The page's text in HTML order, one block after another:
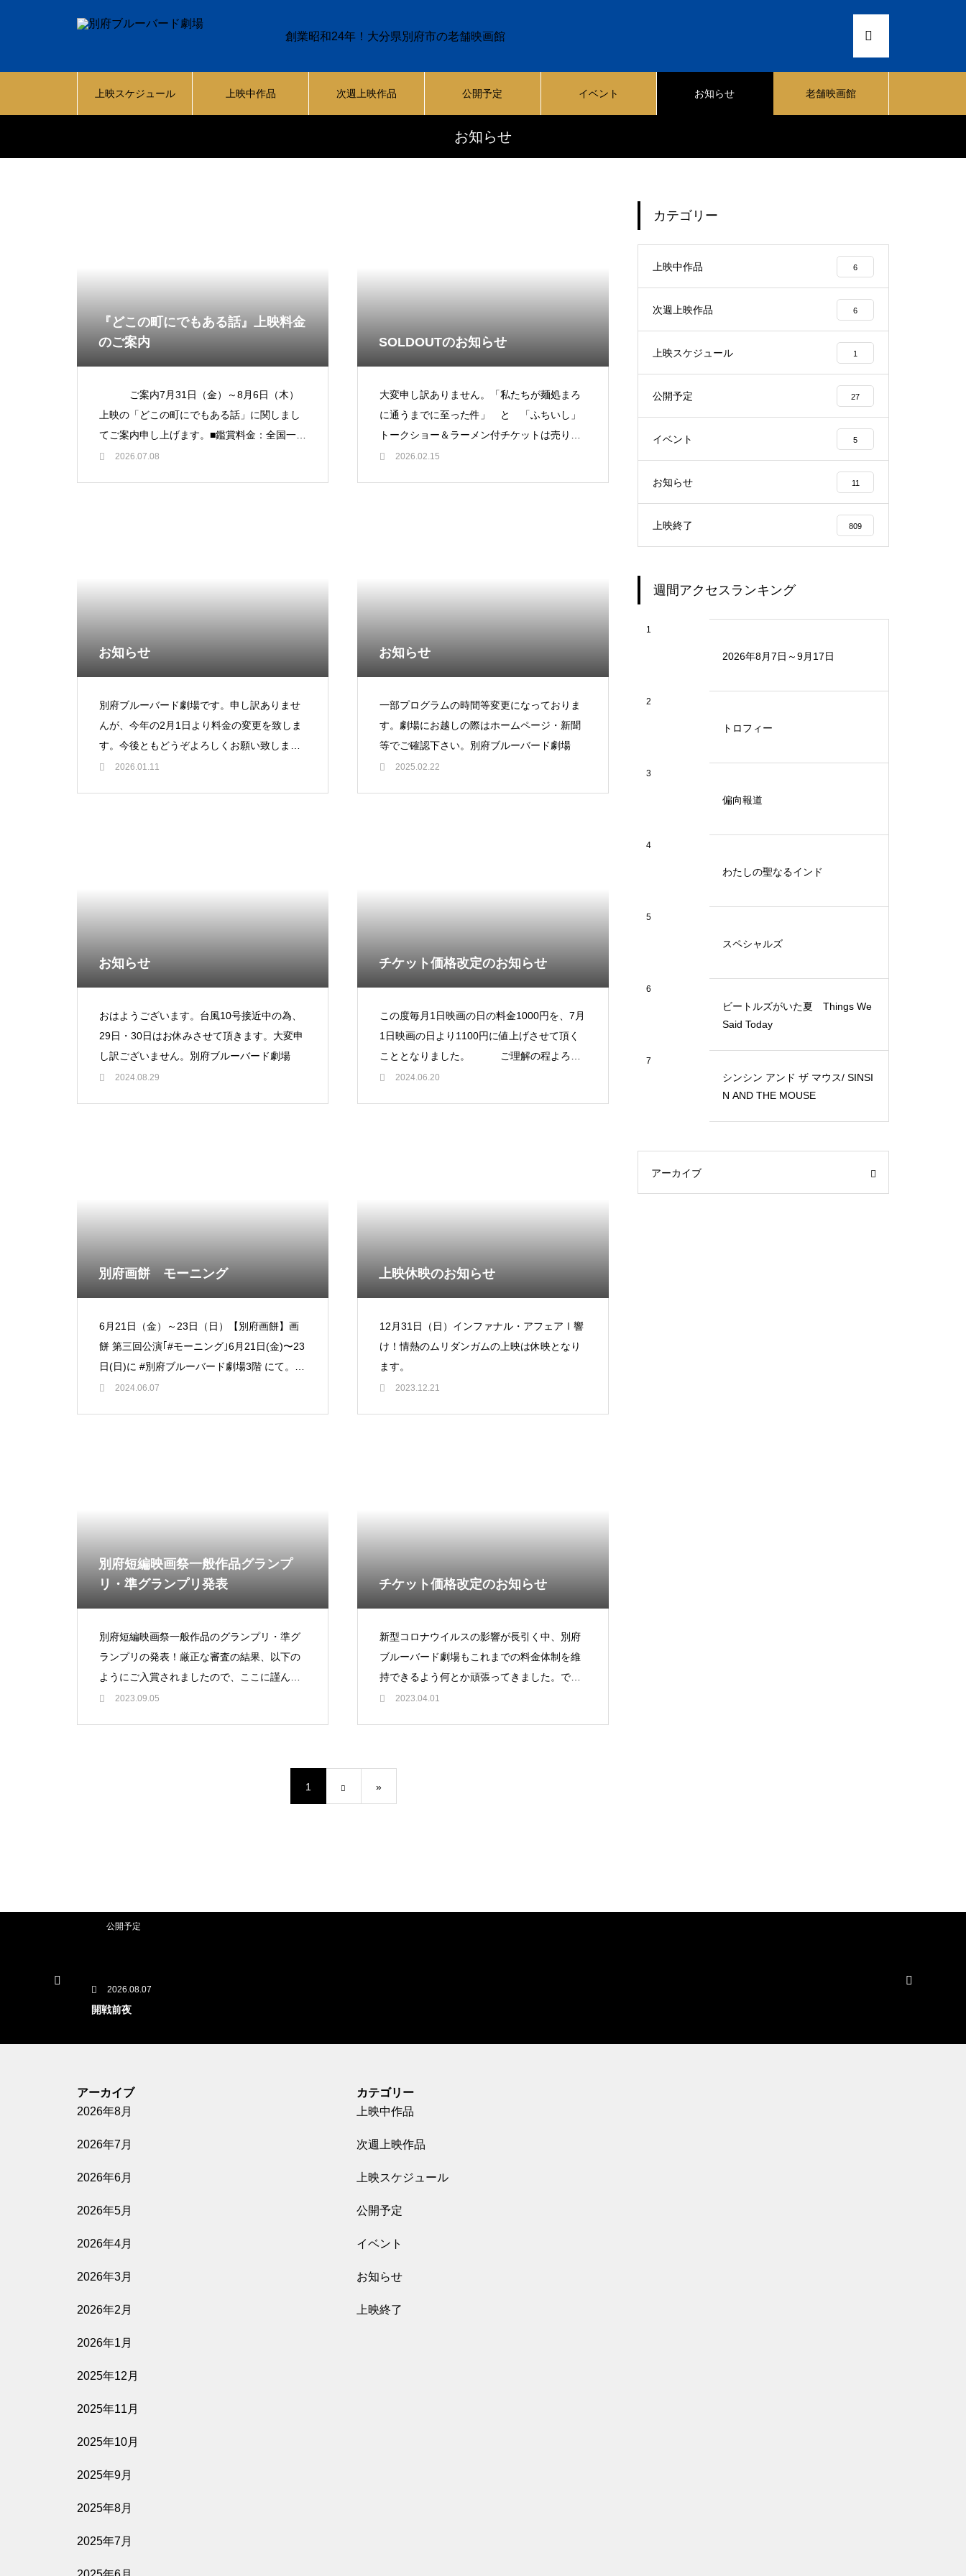
創業昭和24年！大分県別府市の老舗映画館
上映スケジュール 上映中作品 次週上映作品 公開予定 イベント お知らせ 老舗映画館
お知らせ
『どこの町にでもある話』上映料金
のご案内
ご案内7月31日（金）～8月6日（木）
上映の「どこの町にでもある話」に関しまし
てご案内申し上げます。■鑑賞料金：全国一律
2,000円（税込・一律／各種割引適用なし）
2026.07.08
SOLDOUTのお知らせ
大変申し訳ありません。「私たちが麺処まろ
に通うまでに至った件」 と 「ふちいし」
トークショー＆ラーメン付チケットは売り切
れました。
2026.02.15
お知らせ
別府ブルーバード劇場です。申し訳ありませ
んが、今年の2月1日より料金の変更を致しま
す。今後ともどうぞよろしくお願い致しま
す。別府ブルーバード劇場
2026.01.11
お知らせ
一部プログラムの時間等変更になっておりま
す。劇場にお越しの際はホームページ・新聞
等でご確認下さい。別府ブルーバード劇場
2025.02.22
お知らせ
おはようございます。台風10号接近中の為、
29日・30日はお休みさせて頂きます。大変申
し訳ございません。別府ブルーバード劇場
2024.08.29
チケット価格改定のお知らせ
この度毎月1日映画の日の料金1000円を、7月
1日映画の日より1100円に値上げさせて頂く
こととなりました。 ご理解の程よろし
くお願い申し上げます。2024年7月1日より
2024.06.20
別府画餅 モーニング
6月21日（金）～23日（日）【別府画餅】画
餅 第三回公演｢#モーニング｣6月21日(金)〜23
日(日)に #別府ブルーバード劇場3階 にて。大
分の方2024.06.07
上映休映のお知らせ
12月31日（日）インファナル・アフェアⅠ響
け！情熱のムリダンガムの上映は休映となり
ます。
2023.12.21
別府短編映画祭一般作品グランプ
リ・準グランプリ発表
別府短編映画祭一般作品のグランプリ・準グ
ランプリの発表！厳正な審査の結果、以下の
ようにご入賞されましたので、ここに謹んで
ご報告いたします。受賞名：グランプリ作品
2023.09.05
チケット価格改定のお知らせ
新型コロナウイルスの影響が長引く中、別府
ブルーバード劇場もこれまでの料金体制を維
持できるよう何とか頑張ってきました。です
が、今後も映画館を維持していくために価格
2023.04.01
1 »
カテゴリー
上映中作品 6
次週上映作品 6
上映スケジュール 1
公開予定 27
イベント 5
お知らせ 11
上映終了 809
週間アクセスランキング
1
2026年8月7日～9月17日
2
トロフィー
3
偏向報道
4
わたしの聖なるインド
5
スペシャルズ
6
ビートルズがいた夏 Things We
Said Today
7
シンシン アンド ザ マウス/ SINSI
N AND THE MOUSE
アーカイブ
公開予定
2026.08.07
開戦前夜
GUN FISH あなたの知らないフグの世
影を売る女
隣人たち
原爆資料館 語り継ぐものたち
アーカイブ
2026年8月
2026年7月
2026年6月
2026年5月
2026年4月
2026年3月
2026年2月
2026年1月
2025年12月
2025年11月
2025年10月
2025年9月
2025年8月
2025年7月
カテゴリー
上映中作品
次週上映作品
上映スケジュール
公開予定
イベント
お知らせ
上映終了